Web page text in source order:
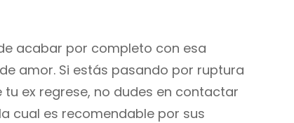
acabar por completo con esa
amor. Si estás pasando por ruptura
ex regrese, no dudes en contactar
cual es recomendable por sus